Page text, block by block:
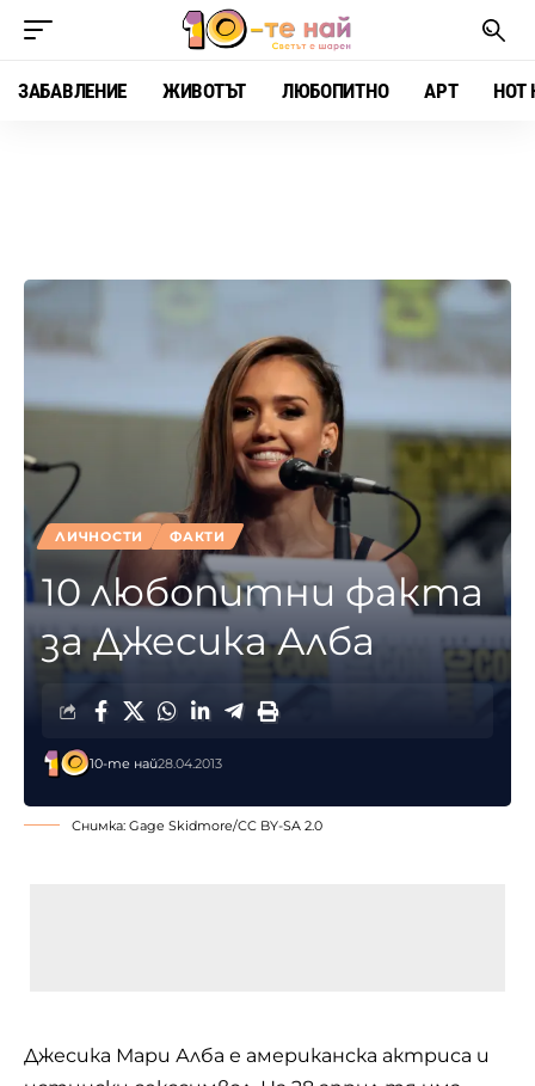
ЗАБАВЛЕНИЕ ЖИВОТЪТ ЛЮБОПИТНО АРТ HOT
ЛИЧНОСТИ ФАКТИ
10 любопитни факта
за Джесика Алба
10-те най28.04.2013
Снимка: Gage Skidmore/CC BY-SA 2.0
Джесика Мари Алба е американска актриса и